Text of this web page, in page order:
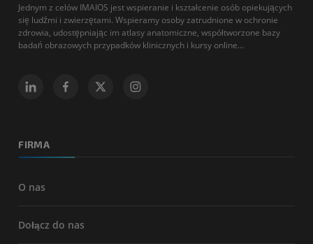
Jednym z celów IMAIOS jest wspieranie i kształcenie osób opiekujących
się ludźmi i zwierzętami. Wspieramy osoby zatrudnione w ochronie
zdrowia, udostępniając im atlasy anatomiczne, współtworzone bazy
badań obrazowych przypadków klinicznych i kursy online...
FIRMA
O nas
Dołącz do nas